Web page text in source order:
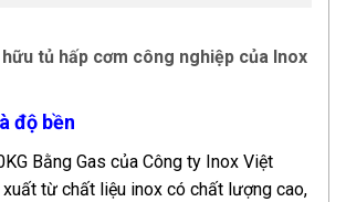
tủ hấp cơm công nghiệp của Inox
độ bền
Bằng Gas của Công ty Inox Việt
từ chất liệu inox có chất lượng cao,